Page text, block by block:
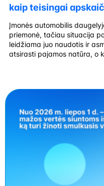
kaip teisingai
Įmonės automobilis
priemonė, tačiau situacija
leidžiama juo naudotis ir
atsirasti pajamos natūra, o